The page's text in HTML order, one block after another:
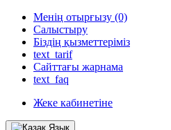
Менің отырғызу (0)
Салыстыру
Біздің қызметтеріміз
text_tarif
Сайттағы жарнама
text_faq
Жеке кабинетіне
Язык